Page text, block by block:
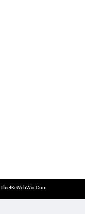
ThietKeWebWio.Com